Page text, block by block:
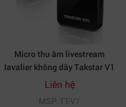
Micro thu âm livestream
lavalier không dây Takstar V1
kênh đơn
Liên hệ
MSP: TT-V1